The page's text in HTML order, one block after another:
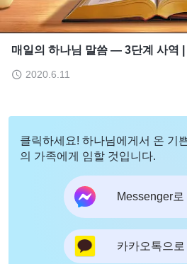
매일의 하나님 말씀 ― 3단계 사역 |
2020.6.11
클릭하세요! 하나님에게서 온 기
의 가족에게 임할 것입니다.
Messenger로
카카오톡으로